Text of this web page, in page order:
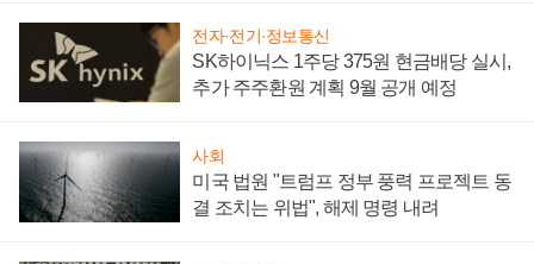
전자·전기·정보통신
SK하이닉스 1주당 375원 현금배당 실시,
추가 주주환원 계획 9월 공개 예정
사회
미국 법원 "트럼프 정부 풍력 프로젝트 동
결 조치는 위법", 해제 명령 내려